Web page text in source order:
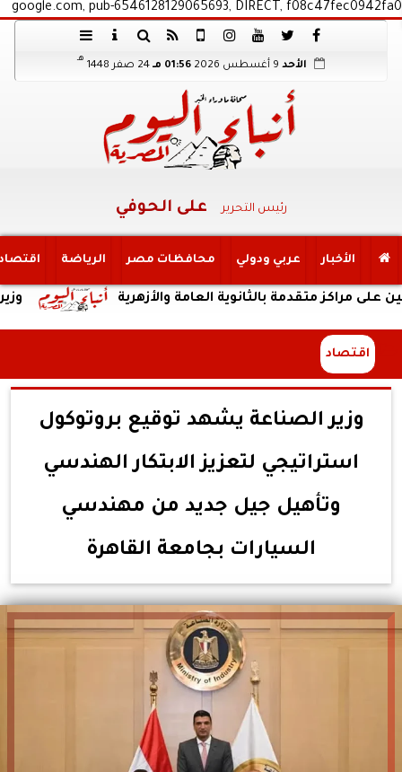
google.com, pub-6546128129065693, DIRECT, f08c47fec0942fa0
الأحد 01:56 مـ 24 صفر 1448
هـ
رئيس التحرير على الحوفي
الأخبار عربي ودولي محافظات مصر الرياضة
وزير الري بالثانوية العامة والأزهرية
اقتصاد
وزير الصناعة يشهد توقيع بروتوكول
استراتيجي لتعزيز الابتكار الهندسي
وتأهيل جيل جديد من مهندسي
السيارات بجامعة القاهرة